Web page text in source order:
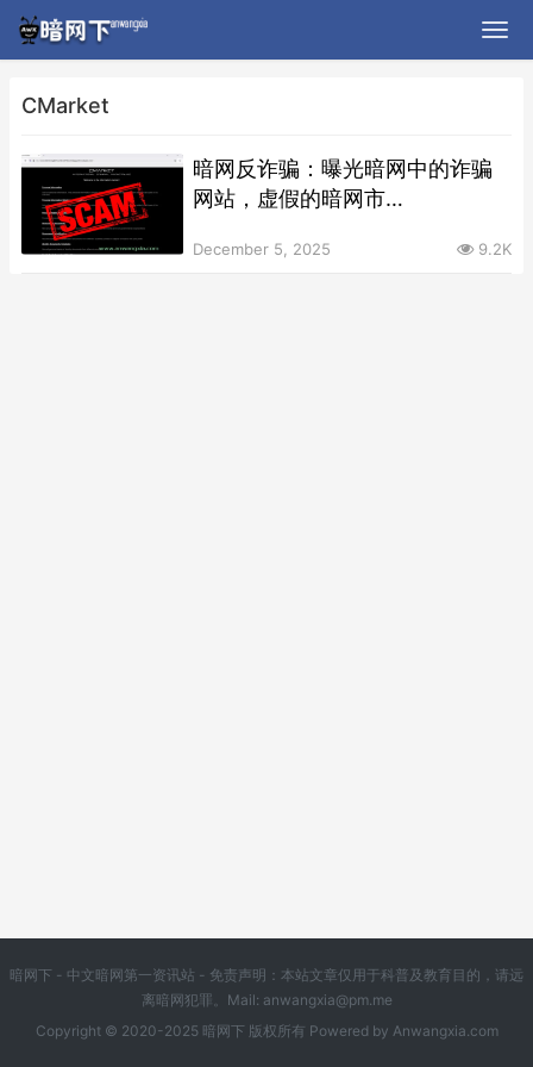
CMarket
暗网反诈骗：曝光暗网中的诈骗
网站，虚假的暗网市
December 5, 2025 9.2K
暗网下 - 中文暗网第一资讯站 - 免责声明：本站文章仅用于科普及教育目的，请远
离暗网犯罪。Mail: anwangxia@pm.me
Copyright © 2020-2025 暗网下 版权所有 Powered by Anwangxia.com